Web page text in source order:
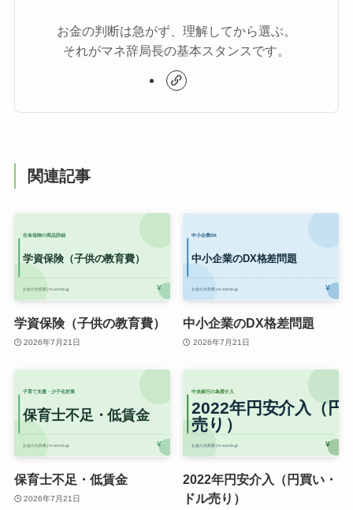
お金の判断は急がず、理解してから選ぶ。
それがマネ辞局長の基本スタンスです。
関連記事
学資保険（子供の教育費）
2026年7月21日
中小企業のDX格差問題
2026年7月21日
保育士不足・低賃金
2026年7月21日
2022年円安介入（円買い・
ドル売り）